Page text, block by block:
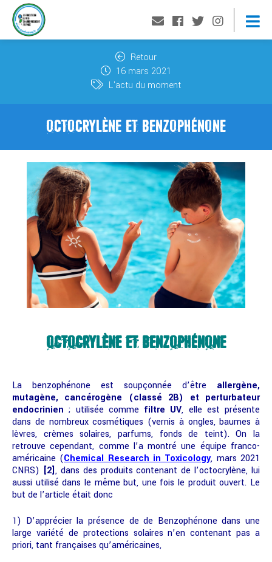
Retour
16 mars 2021
L'actu du moment
OCTOCRYLÈNE ET BENZOPHÉNONE
OCTOCRYLÈNE ET BENZOPHÉNONE
La benzophénone est soupçonnée d’être allergène,
mutagène, cancérogène (classé 2B) et perturbateur
endocrinien ; utilisée comme filtre UV, elle est présente
dans de nombreux cosmétiques (vernis à ongles, baumes à
lèvres, crèmes solaires, parfums, fonds de teint). On la
retrouve cependant, comme l’a montré une équipe franco-
américaine (Chemical Research in Toxicology, mars 2021
CNRS) [2], dans des produits contenant de l’octocrylène, lui
aussi utilisé dans le même but, une fois le produit ouvert. Le
but de l’article était donc
1) D’apprécier la présence de de Benzophénone dans une
large variété de protections solaires n’en contenant pas a
priori, tant françaises qu’américaines,